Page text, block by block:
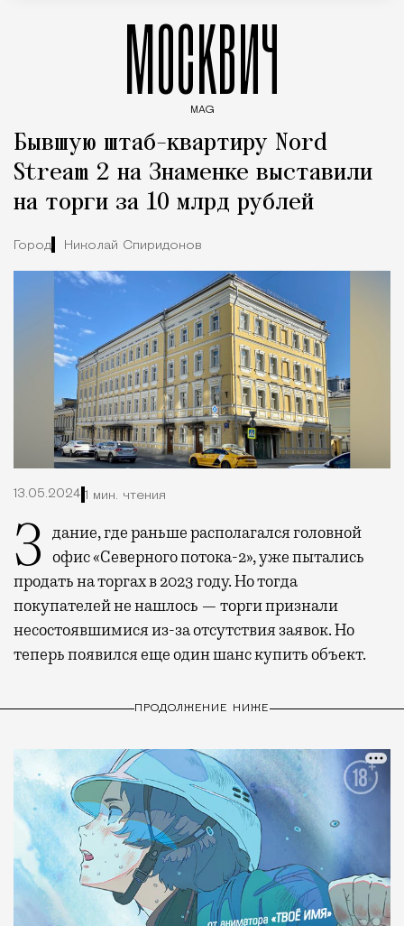
МОСКВИЧ
MAG
Бывшую штаб-квартиру Nord
Stream 2 на Знаменке выставили
на торги за 10 млрд рублей
Город Николай Спиридонов
13.05.2024 1 мин. чтения
Здание, где раньше располагался головной офис «Северного потока-2», уже пытались
продать на торгах в 2023 году. Но тогда
покупателей не нашлось — торги признали
несостоявшимися из-за отсутствия заявок. Но
теперь появился еще один шанс купить объект.
ПРОДОЛЖЕНИЕ НИЖЕ